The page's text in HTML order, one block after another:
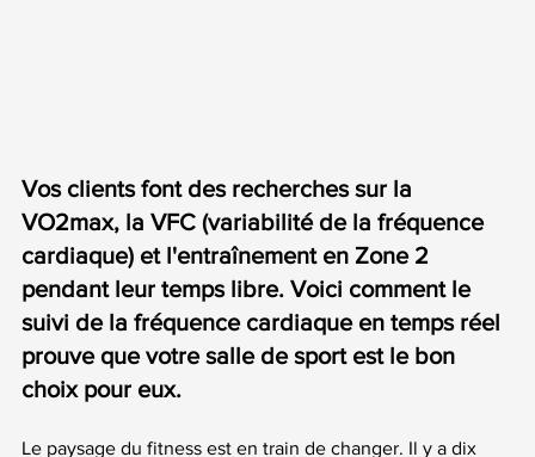
Vos clients font des recherches sur la
VO2max, la VFC (variabilité de la fréquence
cardiaque) et l'entraînement en Zone 2
pendant leur temps libre. Voici comment le
suivi de la fréquence cardiaque en temps réel
prouve que votre salle de sport est le bon
choix pour eux.
Le paysage du fitness est en train de changer. Il y a dix